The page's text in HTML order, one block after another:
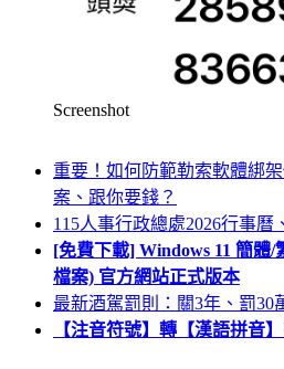
Screenshot
重要！如何防範勒索軟體綁
案、跟你要錢？
115人事行政總處2026行事曆
[免費下載] Windows 11 簡體
檔案) 官方網站正式版本
最新酒駕罰則：關3年、罰30
【注音符號】轉【漢語拼音